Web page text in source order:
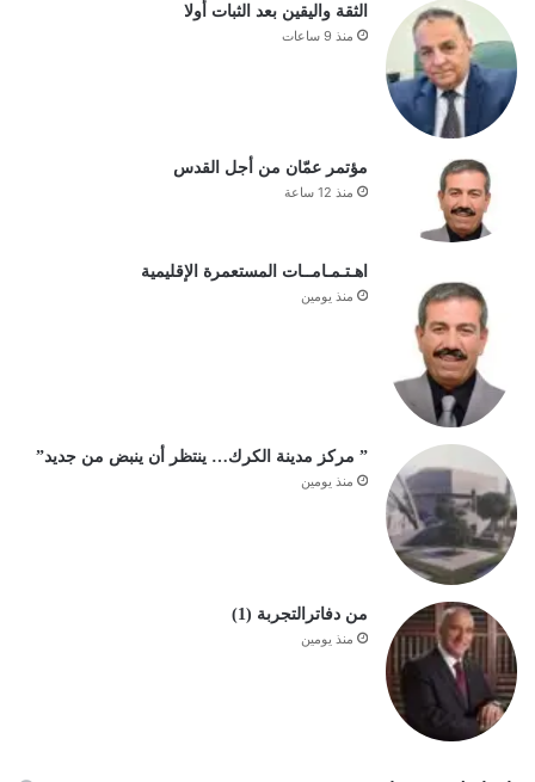
الثقة واليقين بعد الثبات أولا
منذ 9 ساعات
مؤتمر عمّان من أجل القدس
منذ 12 ساعة
اهـتـمـامــات المستعمرة الإقليمية
منذ يومين
” مركز مدينة الكرك… ينتظر أن ينبض من جديد”
منذ يومين
من دفاترالتجربة (1)
منذ يومين